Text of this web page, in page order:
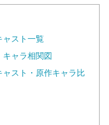
ャスト一覧
ャラ相関図
スト・原作キャラ比